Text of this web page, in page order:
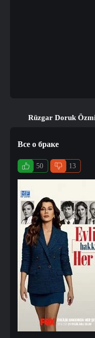
Rüzgar Doruk
Все о браке
50 13